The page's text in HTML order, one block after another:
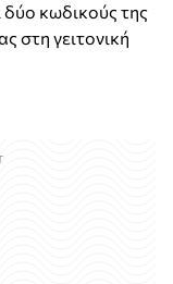
κωδικούς της
στη γειτονική